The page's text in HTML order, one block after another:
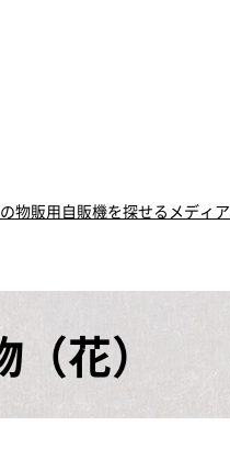
物販用自販機を探せるメディア
花）